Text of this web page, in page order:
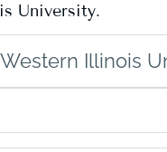
University.
Illinois